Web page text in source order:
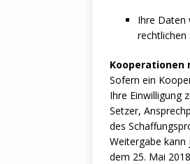
Ihre Daten
rechtlichen
Sofern ein
Ihre Einwilligung
Setzer,
des
Weitergabe kann
dem 25. Mai